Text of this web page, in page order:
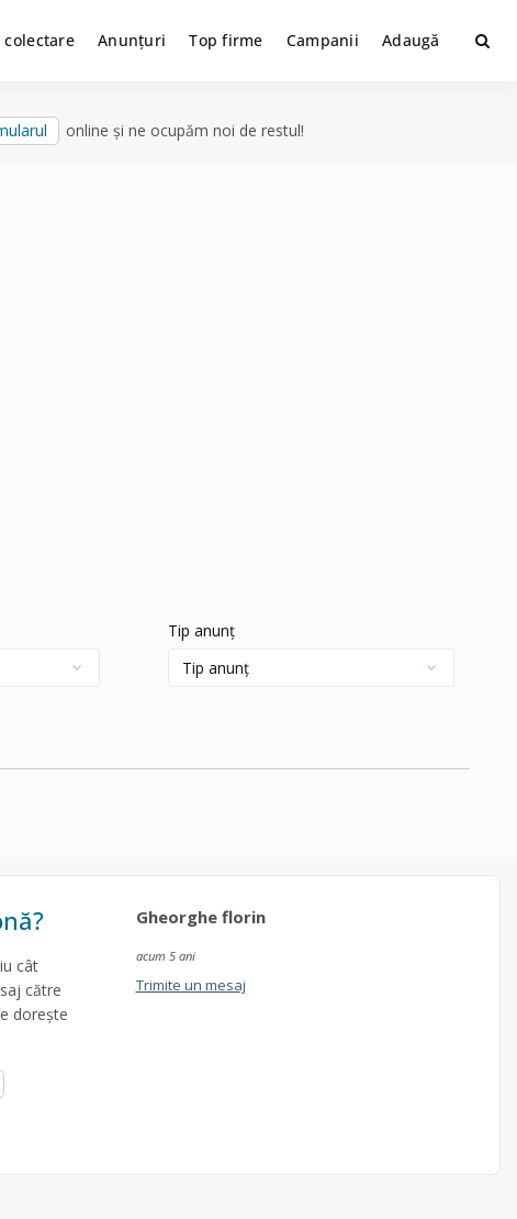
colectare Anunțuri Top firme Campanii Adaugă
online și ne ocupăm noi de restul!
Tip anunț
cât
către
dorește
Gheorghe florin
acum 5 ani
Trimite un mesaj